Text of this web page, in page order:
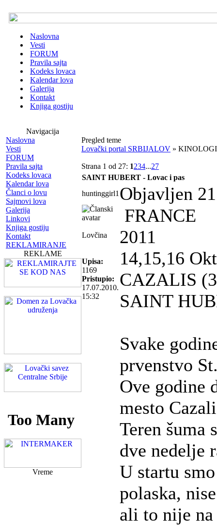
Naslovna
Vesti
FORUM
Pravila sajta
Kodeks lovaca
Kalendar lova
Galerija
Kontakt
Knjiga gostiju
Navigacija
Naslovna
Vesti
FORUM
Pravila sajta
Kodeks lovaca
Kalendar lova
Članci o lovu
Sajmovi lova
Galerija
Linkovi
Knjiga gostiju
Kontakt
REKLAMIRANJE
REKLAME
Vreme
Pregled teme
Lovački portal SRBIJALOV »
Strana 1 od 27: 1234...27
SAINT HUBERT - Lovac i pas
huntinggirl1 Objavljen
Lovčina
Upisa:
1169
Pristupio:
17.07.2010.
15:32
FRANCE
2011
14,15,16
CAZALIS
SAINT
Svake
prvenstvo
Ove godine
mesto
Teren šuma
dve nedelje
U startu
polaska,
ali to nije